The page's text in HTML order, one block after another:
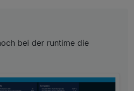
bei der runtime die